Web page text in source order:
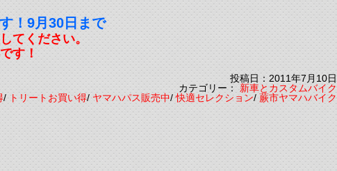
！9月30日まで
てください。
す！
投稿日：2011年7月10日
カテゴリー：新車とカスタムバイク
/トリートお買い得/ヤマハパス販売中/快適セレクション/蕨市ヤマハバイク